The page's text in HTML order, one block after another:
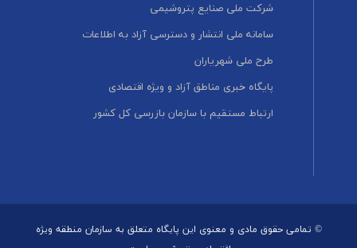
شرکت ملی صنایع پتروشیمی
سامانه ملی انتشار و دسترسی آزاد به اطلاعات
طرح ملی شهریاران
پایگاه خبری مناطق آزاد و ویژه اقتصادی
ارتباط مستقیم با سازمان بازرسی کل کشور
© تمامی حقوق مادی و معنوی این پایگاه متعلق به سازمان منطقه ویژه